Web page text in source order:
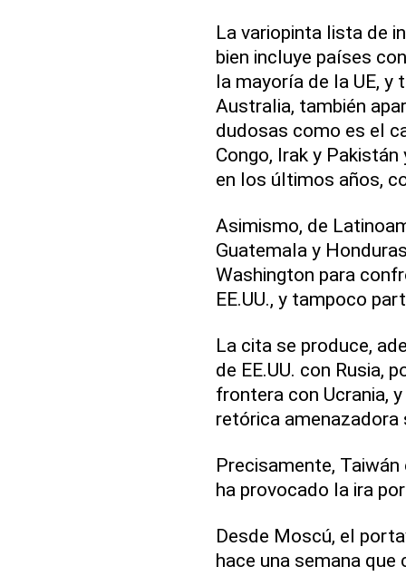
La variopinta lista de
bien incluye países
la mayoría de la UE,
Australia, también
dudosas como es el
Congo, Irak y
en los últimos años,
Asimismo, de
Guatemala y
Washington para
EE.UU., y tampoco
La cita se produce,
de EE.UU. con Rusia,
frontera con Ucrania,
retórica amenazadora
Precisamente,
ha provocado la ira
Desde Moscú, el
hace una semana